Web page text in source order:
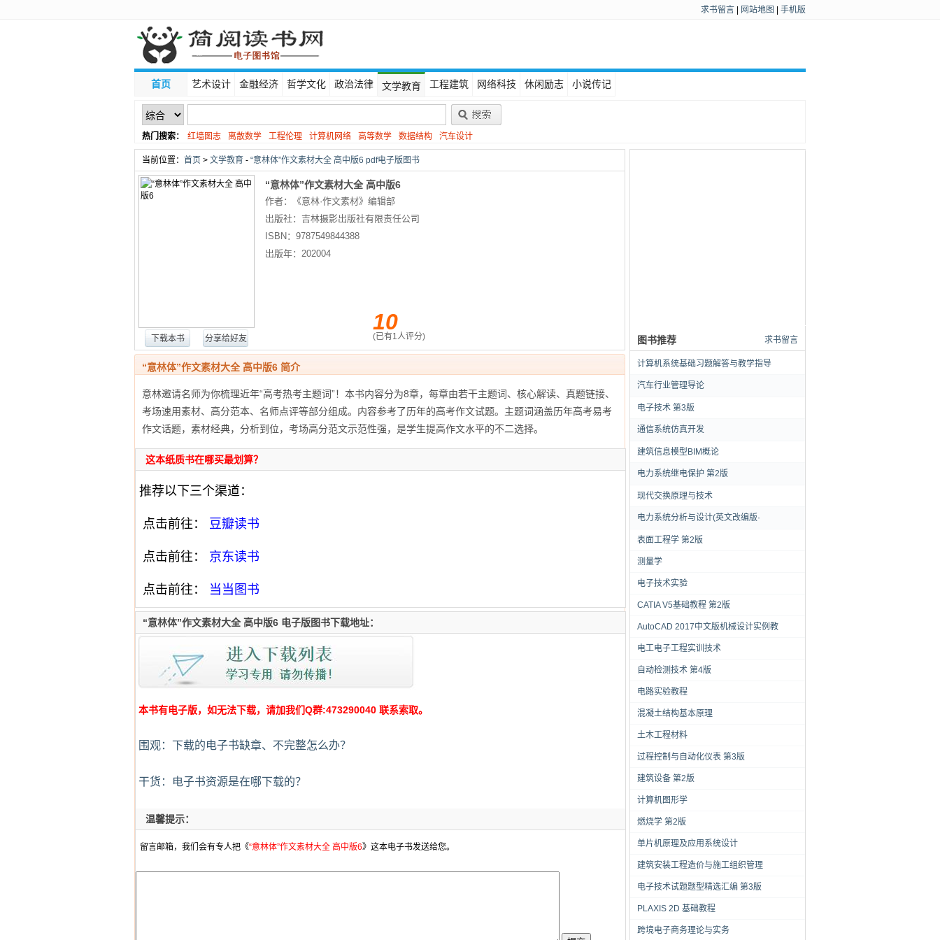
求书留言 网站地图 手机版
首页 艺术设计 金融经济 哲学文化 政治法律 文学教育 工程建筑 网络科技 休闲励志 小说传记
热门搜索： 红墙图志 离散数学 工程伦理 计算机网络 高等数学 数据结构
汽车设计
线性代数
当前位置： 首页 > 文学教育 - “意林体”作文素材大全 高中版6 pdf电子版图书
下载本书 分享给好友
“意林体”作文素材大全 高中版6
作者：《意林·作文素材》编辑部
出版社： 吉林摄影出版社有限责任公司
ISBN： 9787549844388
出版年： 202004
10
(已有1人评分) 求书留言
图书推荐
计算机系统基础习题解答与教学指导
汽车行业管理导论
电子技术 第3版
通信系统仿真开发
建筑信息模型BIM概论
电力系统继电保护 第2版
现代交换原理与技术
电力系统分析与设计(英文改编版·
表面工程学 第2版
测量学
电子技术实验
CATIA V5基础教程 第2版
AutoCAD 2017中文版机械设计实例教
电工电子工程实训技术
自动检测技术 第4版
电路实验教程
混凝土结构基本原理
土木工程材料
过程控制与自动化仪表 第3版
建筑设备 第2版
计算机图形学
燃烧学 第2版
单片机原理及应用系统设计
建筑安装工程造价与施工组织管理
电子技术试题题型精选汇编 第3版
PLAXIS 2D 基础教程
跨境电子商务理论与实务
“意林体”作文素材大全 高中版6 简介
意林邀请名师为你梳理近年“高考热考主题词”！本书内容分为8章，每章由若干主题词、核心解读、真题链接、
考场速用素材、高分范本、名师点评等部分组成。内容参考了历年的高考作文试题。主题词涵盖历年高考易考
作文话题，素材经典，分析到位，考场高分范文示范性强，是学生提高作文水平的不二选择。
这本纸质书在哪买最划算？
推荐以下三个渠道：
点击前往： 豆瓣读书
点击前往： 京东读书
点击前往： 当当图书
“意林体”作文素材大全 高中版6 电子版图书下载地址：
本书有电子版，如无法下载，请加我们Q群:473290040 联系索取。
围观：下载的电子书缺章、不完整怎么办？
干货：电子书资源是在哪下载的？
温馨提示：
留言邮箱，我们会有专人把《“意林体”作文素材大全 高中版6》这本电子书发送给您。